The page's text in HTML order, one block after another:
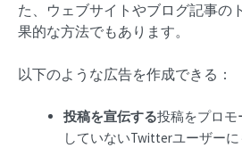
た、ウェブサイトやブログ記事の
果的な方法でもあります。
以下のような広告を作成できる：
投稿を宣伝する投稿をプロモ
していないTwitterユーザー